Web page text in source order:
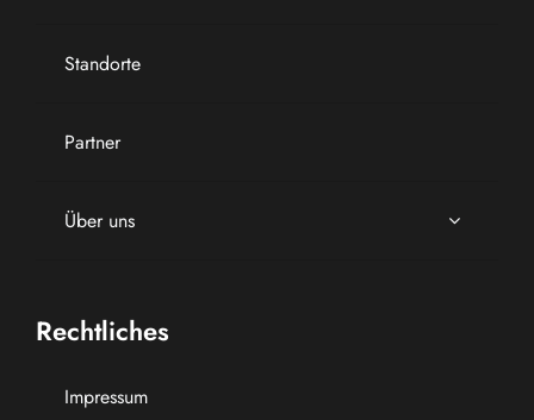
Standorte
Partner
Über uns
Rechtliches
Impressum